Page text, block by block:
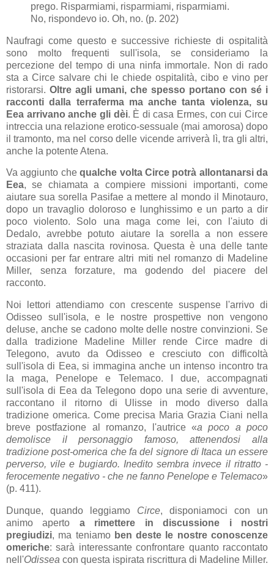
prego. Risparmiami, risparmiami, risparmiami.
No, rispondevo io. Oh, no. (p. 202)
Naufragi come questo e successive richieste di ospitalità
sono molto frequenti sull'isola, se consideriamo la
percezione del tempo di una ninfa immortale. Non di rado
sta a Circe salvare chi le chiede ospitalità, cibo e vino per
ristorarsi. Oltre agli umani, che spesso portano con sé i
racconti dalla terraferma ma anche tanta violenza, su
Eea arrivano anche gli dèi. È di casa Ermes, con cui Circe
intreccia una relazione erotico-sessuale (mai amorosa) dopo
il tramonto, ma nel corso delle vicende arriverà lì, tra gli altri,
anche la potente Atena.
Va aggiunto chequalche volta Circe potrà allontanarsi da
Eea, se chiamata a compiere missioni importanti, come
aiutare sua sorella Pasifae a mettere al mondo il Minotauro,
dopo un travaglio doloroso e lunghissimo e un parto a dir
poco violento. Solo una maga come lei, con l'aiuto di
Dedalo, avrebbe potuto aiutare la sorella a non essere
straziata dalla nascita rovinosa. Questa è una delle tante
occasioni per far entrare altri miti nel romanzo di Madeline
Miller, senza forzature, ma godendo del piacere del
racconto.
Noi lettori attendiamo con crescente suspense l'arrivo di
Odisseo sull'isola, e le nostre prospettive non vengono
deluse, anche se cadono molte delle nostre convinzioni. Se
dalla tradizione Madeline Miller rende Circe madre di
Telegono, avuto da Odisseo e cresciuto con difficoltà
sull'isola di Eea, si immagina anche un intenso incontro tra
la maga, Penelope e Telemaco. I due, accompagnati
sull'isola di Eea da Telegono dopo una serie di avventure,
raccontano il ritorno di Ulisse in modo diverso dalla
tradizione omerica. Come precisa Maria Grazia Ciani nella
breve postfazione al romanzo, l'autrice «a poco a poco
demolisce il personaggio famoso, attenendosi alla
tradizione post-omerica che fa del signore di Itaca un essere
perverso, vile e bugiardo. Inedito sembra invece il ritratto -
ferocemente negativo - che ne fanno Penelope e Telemaco»
(p. 411).
Dunque, quando leggiamo Circe, disponiamoci con un
animo aperto a rimettere in discussione i nostri
pregiudizi, ma teniamo ben deste le nostre conoscenze
omeriche: sarà interessante confrontare quanto raccontato
nell'Odissea con questa ispirata riscrittura di Madeline Miller.